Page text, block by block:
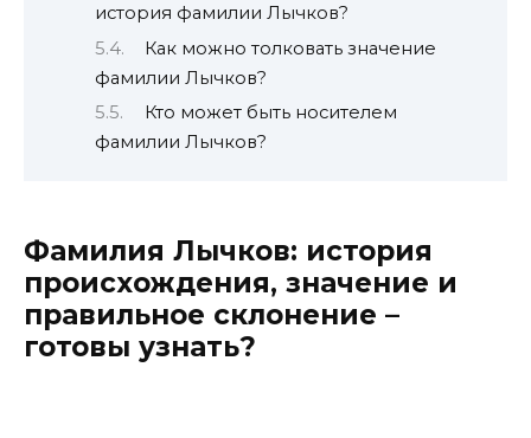
история фамилии Лычков?
Как можно толковать значение
фамилии Лычков?
Кто может быть носителем
фамилии Лычков?
Фамилия Лычков: история
происхождения, значение и
правильное склонение –
готовы узнать?